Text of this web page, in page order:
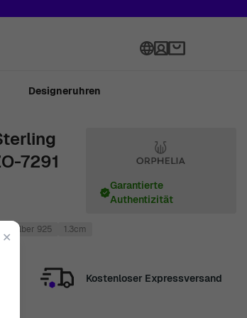
Sprache
Designeruhren
7291
Garantierte
Authentizität
Silber 925 1.3cm
Kostenloser Expressversand
✕